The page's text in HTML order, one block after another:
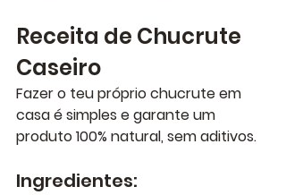
Receita de Chucrute
Caseiro
Fazer o teu próprio chucrute em
casa é simples e garante um
produto 100% natural, sem aditivos.
Ingredientes: